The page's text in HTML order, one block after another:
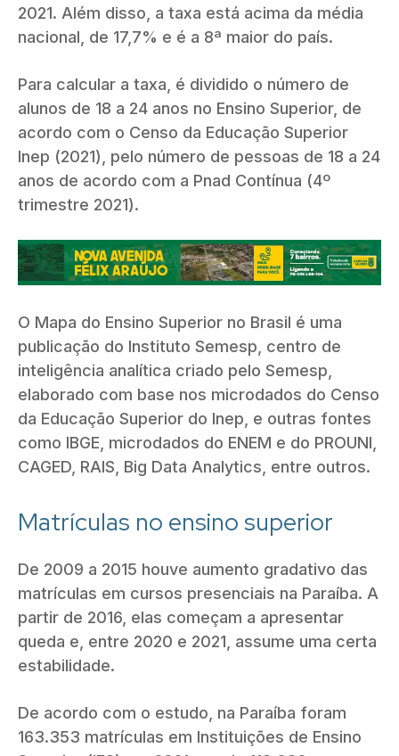
2021. Além disso, a taxa está acima da média
nacional, de 17,7% e é a 8ª maior do país.
Para calcular a taxa, é dividido o número de
alunos de 18 a 24 anos no Ensino Superior, de
acordo com o Censo da Educação Superior
Inep (2021), pelo número de pessoas de 18 a 24
anos de acordo com a Pnad Contínua (4º
trimestre 2021).
O Mapa do Ensino Superior no Brasil é uma
publicação do Instituto Semesp, centro de
inteligência analítica criado pelo Semesp,
elaborado com base nos microdados do Censo
da Educação Superior do Inep, e outras fontes
como IBGE, microdados do ENEM e do PROUNI,
CAGED, RAIS, Big Data Analytics, entre outros.
Matrículas no ensino superior
De 2009 a 2015 houve aumento gradativo das
matrículas em cursos presenciais na Paraíba. A
partir de 2016, elas começam a apresentar
queda e, entre 2020 e 2021, assume uma certa
estabilidade.
De acordo com o estudo, na Paraíba foram
163.353 matrículas em Instituições de Ensino